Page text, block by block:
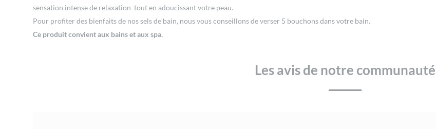
sensation intense de relaxation tout en adoucissant votre peau.
Pour profiter des bienfaits de nos sels de bain, nous vous conseillons de verser 5 bouchons dans votre bain.
Ce produit convient aux bains et aux spa.
Les avis de notre communauté